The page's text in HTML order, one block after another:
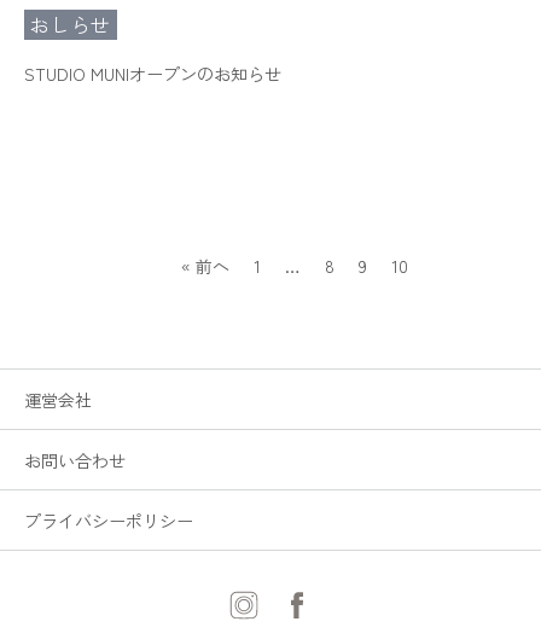
おしらせ
STUDIO MUNIオープンのお知らせ
« 前へ 1 … 8 9 10
運営会社
お問い合わせ
プライバシーポリシー